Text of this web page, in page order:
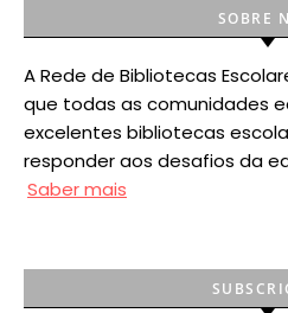
SOBRE
A Rede de Bibliotecas
que todas as comunidades
excelentes bibliotecas
responder aos desafios da
Saber mais